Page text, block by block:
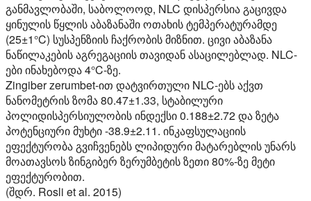
განმავლობაში, საბოლოოდ, NLC დისპერსია გაცივდა
ყინულის წყლის აბაზანაში ოთახის ტემპერატურამდე
(25±1°C) სუსპენზიის ჩაქრობის მიზნით. ცივი აბაზანა
ნაწილაკების აგრეგაციის თავიდან ასაცილებლად. NLC-
ები ინახებოდა 4°C-ზე.
Zingiber zerumbet-ით დატვირთული NLC-ებს აქვთ
ნანომეტრის ზომა 80.47±1.33, სტაბილური
პოლიდისპერსიულობის ინდექსი 0.188±2.72 და ზეტა
პოტენციური მუხტი -38.9±2.11. ინკაფსულაციის
ეფექტურობა გვიჩვენებს ლიპიდური მატარებლის უნარს
მოათავსოს ზინგიბერ ზერუმბეტის ზეთი 80%-ზე მეტი
ეფექტურობით.
(შდრ. Rosli et al. 2015)